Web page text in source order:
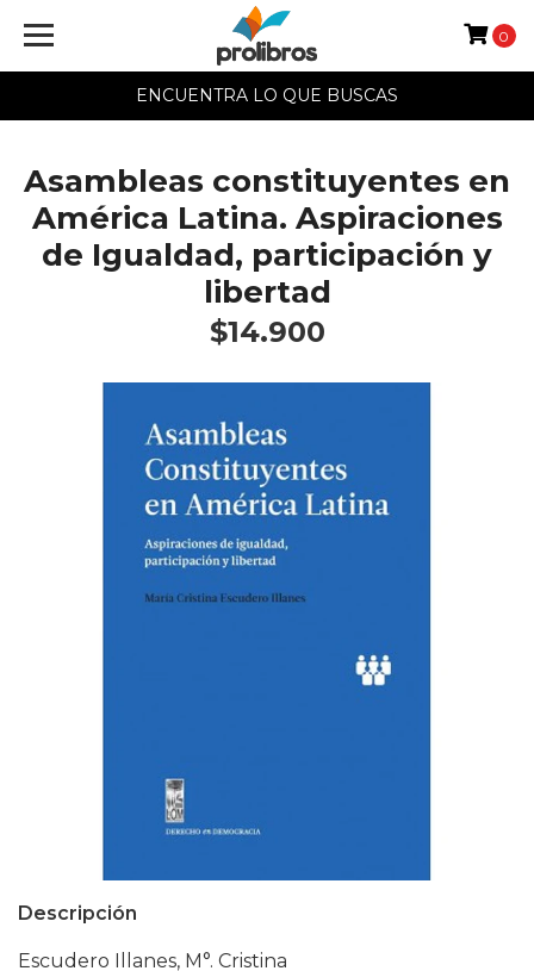
ENCUENTRA LO QUE BUSCAS
0
Asambleas constituyentes en
América Latina. Aspiraciones
de Igualdad, participación y
libertad
$14.900
Descripción
Escudero Illanes, M°. Cristina